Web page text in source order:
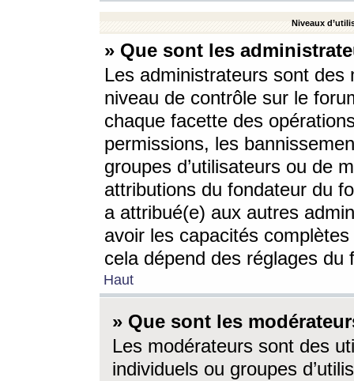
Niveaux
» Que sont les
Les administrateurs sont
niveau de contrôle sur le
chaque facette des
permissions, les
groupes d’utilisateurs ou de
attributions du fondateur du
a attribué(e) aux autres
avoir les capacités
cela dépend des réglages du
Haut
» Que sont les
Les modérateurs sont des
individuels ou groupes